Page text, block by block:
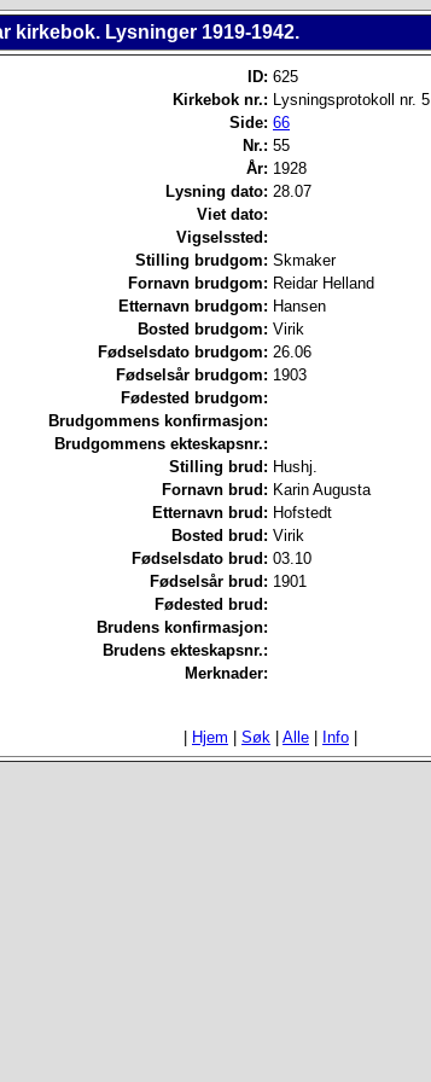
kirkebok. Lysninger 1919-1942.
ID: 625
Kirkebok nr.: Lysningsprotokoll nr. 5
Side: 66
Nr.: 55
År: 1928
Lysning dato: 28.07
Viet dato:
Vigselssted:
Stilling brudgom: Skmaker
Fornavn brudgom: Reidar Helland
Etternavn brudgom: Hansen
Bosted brudgom: Virik
Fødselsdato brudgom: 26.06
Fødselsår brudgom: 1903
Fødested brudgom:
Brudgommens konfirmasjon:
Brudgommens ekteskapsnr.:
Stilling brud: Hushj.
Fornavn brud: Karin Augusta
Etternavn brud: Hofstedt
Bosted brud: Virik
Fødselsdato brud: 03.10
Fødselsår brud: 1901
Fødested brud:
Brudens konfirmasjon:
Brudens ekteskapsnr.:
Merknader:
Hjem Søk Alle Info